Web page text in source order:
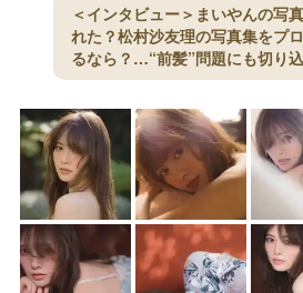
＜インタビュー＞まいやんの写
れた？松村沙友理の写真集をプ
るなら？…“前髪”問題にも切り込